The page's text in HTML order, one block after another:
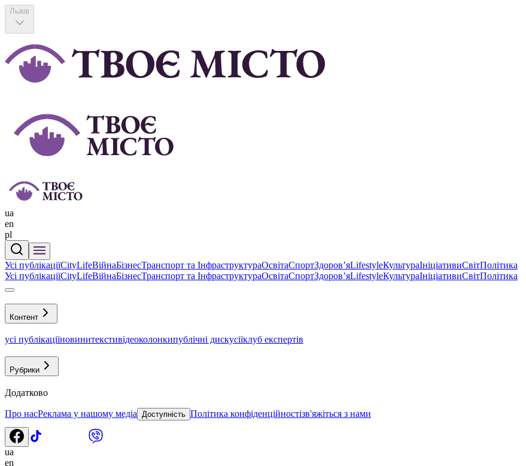
Львів
ua
en
pl
Усі публікаціїCityLifeВійнаБізнесТранспорт та ІнфраструктураОсвітаСпортЗдоровʼяLifestyleКультураІніціативиСвітПолітика
Усі публікаціїCityLifeВійнаБізнесТранспорт та ІнфраструктураОсвітаСпортЗдоровʼяLifestyleКультураІніціативиСвітПолітика
Контент
усі публікаціїновинитекстивідеоколонкипублічні дискусіїклуб експертів
Рубрики
Додатково
Про насРеклама у нашому медіа Доступність Політика конфіденційностізв'яжіться з нами
ua
en